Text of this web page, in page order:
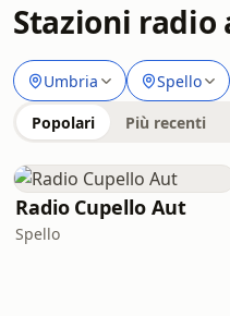
Stazioni radio
Umbria Spello
Popolari Più recenti
Radio Cupello Aut
Spello